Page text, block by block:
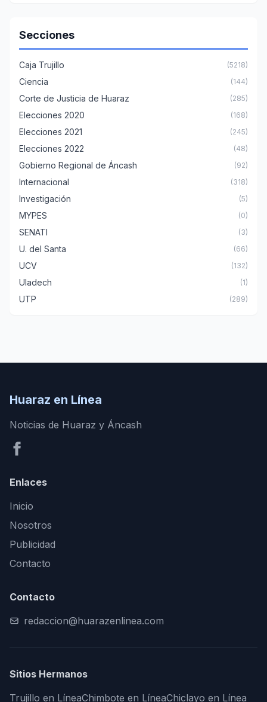
Secciones
Caja Trujillo (5218)
Ciencia (144)
Corte de Justicia de Huaraz (285)
Elecciones 2020 (168)
Elecciones 2021 (245)
Elecciones 2022 (48)
Gobierno Regional de Áncash (92)
Internacional (318)
Investigación (5)
MYPES (0)
SENATI (3)
U. del Santa (66)
UCV (132)
Uladech (1)
UTP (289)
Huaraz en Línea
Noticias de Huaraz y Áncash
Enlaces
Inicio
Nosotros
Publicidad
Contacto
Contacto
redaccion@huarazenlinea.com
Sitios Hermanos
Trujillo en LíneaChimbote en LíneaChiclayo en Línea